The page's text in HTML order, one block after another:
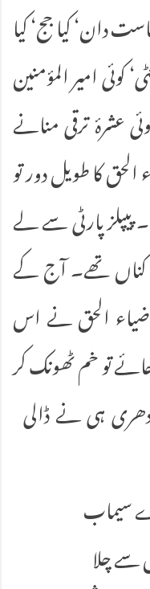
دان‘ کیا جج‘ کیا
کوئی امیر المؤمنین
عشرۂ ترقی منانے
کا طویل دور تو
پارٹی سے لے
تھے۔ آج کے
الحق نے اس
تو خم ٹھونک کر
ہی نے ڈالی
سیماب
چلا